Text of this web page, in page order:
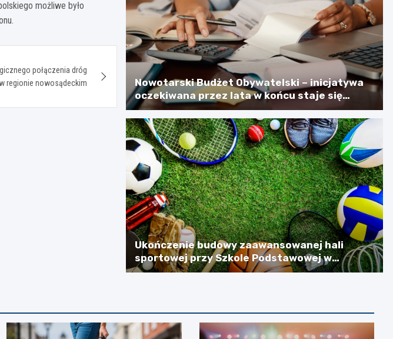
możliwe było
połączenia dróg
regionie nowosądeckim
Nowotarski Budżet Obywatelski – inicjatywa
oczekiwana przez lata w końcu staje się
rzeczywistością
Ukończenie budowy zaawansowanej hali
sportowej przy Szkole Podstawowej w
Szlachtowej